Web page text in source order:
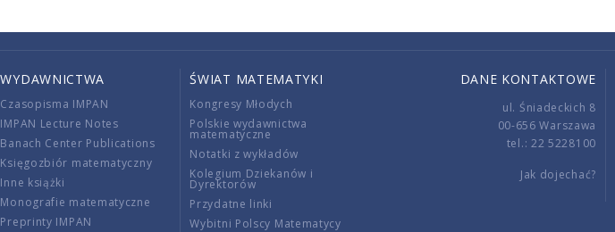
WYDAWNICTWA
Czasopisma IMPAN
IMPAN Lecture Notes
Banach Center Publications
Księgozbiór matematyczny
Inne książki
Monografie matematyczne
Preprinty IMPAN
ŚWIAT MATEMATYKI
Kongresy Młodych
Polskie wydawnictwa
matematyczne
Notatki z wykładów
Kolegium Dziekanów i
Dyrektorów
Przydatne linki
Wybitni Polscy Matematycy
DANE KONTAKTOWE
ul. Śniadeckich 8
00-656 Warszawa
tel.: 22 5228100
Jak dojechać?